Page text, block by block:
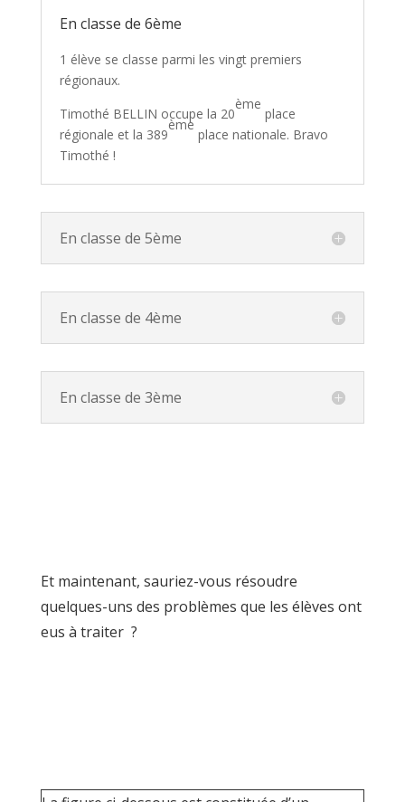
En classe de 6ème
1 élève se classe parmi les vingt premiers
régionaux.
Timothé BELLIN occupe la 20
ème
place
régionale et la 389
ème
place nationale. Bravo
Timothé !
En classe de 5ème
En classe de 4ème
En classe de 3ème
Et maintenant, sauriez-vous résoudre
quelques-uns des problèmes que les élèves ont
eus à traiter ?